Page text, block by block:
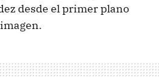
desde el primer plano